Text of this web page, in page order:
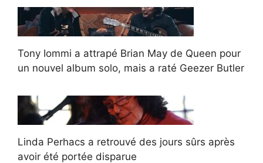
Tony Iommi a attrapé Brian May de Queen pour
un nouvel album solo, mais a raté Geezer Butler
Linda Perhacs a retrouvé des jours sûrs après
avoir été portée disparue